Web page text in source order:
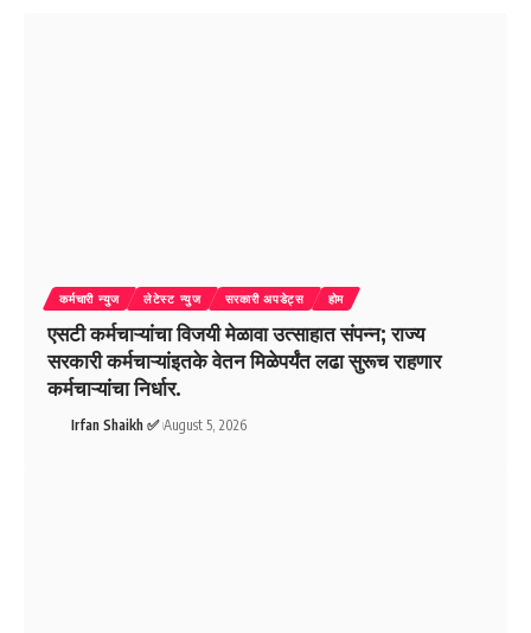
कर्मचारी न्युज लेटेस्ट न्युज सरकारी अपडेट्स होम
एसटी कर्मचाऱ्यांचा विजयी मेळावा उत्साहात संपन्न; राज्य
सरकारी कर्मचाऱ्यांइतके वेतन मिळेपर्यंत लढा सुरूच राहणार
कर्मचाऱ्यांचा निर्धार.
Irfan Shaikh ✅ August 5, 2026